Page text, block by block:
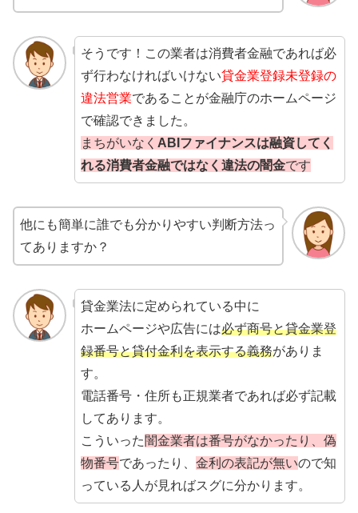
そうです！この業者は消費者金融であれば必
ず行わなければいけない貸金業登録未登録の
違法営業であることが金融庁のホームページ
で確認できました。
まちがいなく ABIファイナンスは融資してく
れる消費者金融ではなく違法の闇金です
他にも簡単に誰でも分かりやすい判断方法っ
てありますか？
貸金業法に定められている中に
ホームページや広告には必ず商号と貸金業登
録番号と貸付金利を表示する義務がありま
す。
電話番号・住所も正規業者であれば必ず記載
してあります。
こういった闇金業者は番号がなかったり、偽
物番号であったり、 金利の表記が無いので知
っている人が見ればスグに分かります。